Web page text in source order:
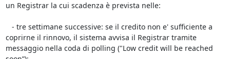
un Registrar la cui scadenza è prevista nelle:
coprirne il rinnovo, il sistema avvisa il Registrar tramite
messaggio nella coda di polling ("Low credit will be reached